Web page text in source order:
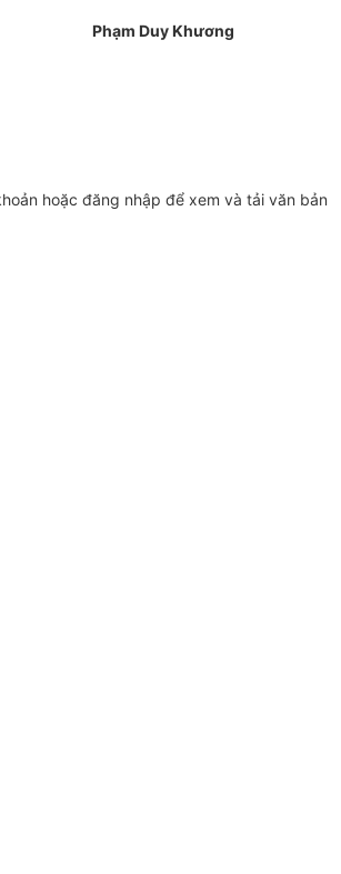
Phạm Duy Khương
hoặc đăng nhập để xem và tải văn bản